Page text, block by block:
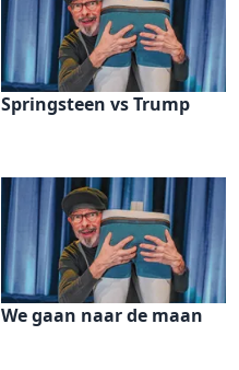
Springsteen vs Trump
We gaan naar de maan